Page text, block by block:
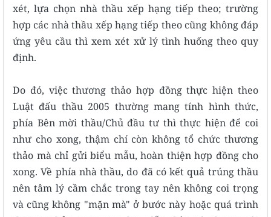
xét, lựa chọn nhà thầu xếp hạng tiếp theo; trường
hợp các nhà thầu xếp hạng tiếp theo cũng không đáp
ứng yêu cầu thì xem xét xử lý tình huống theo quy
định.
Do đó, việc thương thảo hợp đồng thực hiện theo
Luật đấu thầu 2005 thường mang tính hình thức,
phía Bên mời thầu/Chủ đầu tư thì thực hiện để coi
như cho xong, thậm chí còn không tổ chức thương
thảo mà chỉ gửi biểu mẫu, hoàn thiện hợp đồng cho
xong. Về phía nhà thầu, do đã có kết quả trúng thầu
nên tâm lý cầm chắc trong tay nên không coi trọng
và cũng không "mặn mà" ở bước này hoặc quá trình